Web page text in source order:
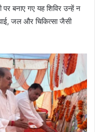
बनाए गए यह शिविर उन्हें न
जल और चिकित्सा जैसी